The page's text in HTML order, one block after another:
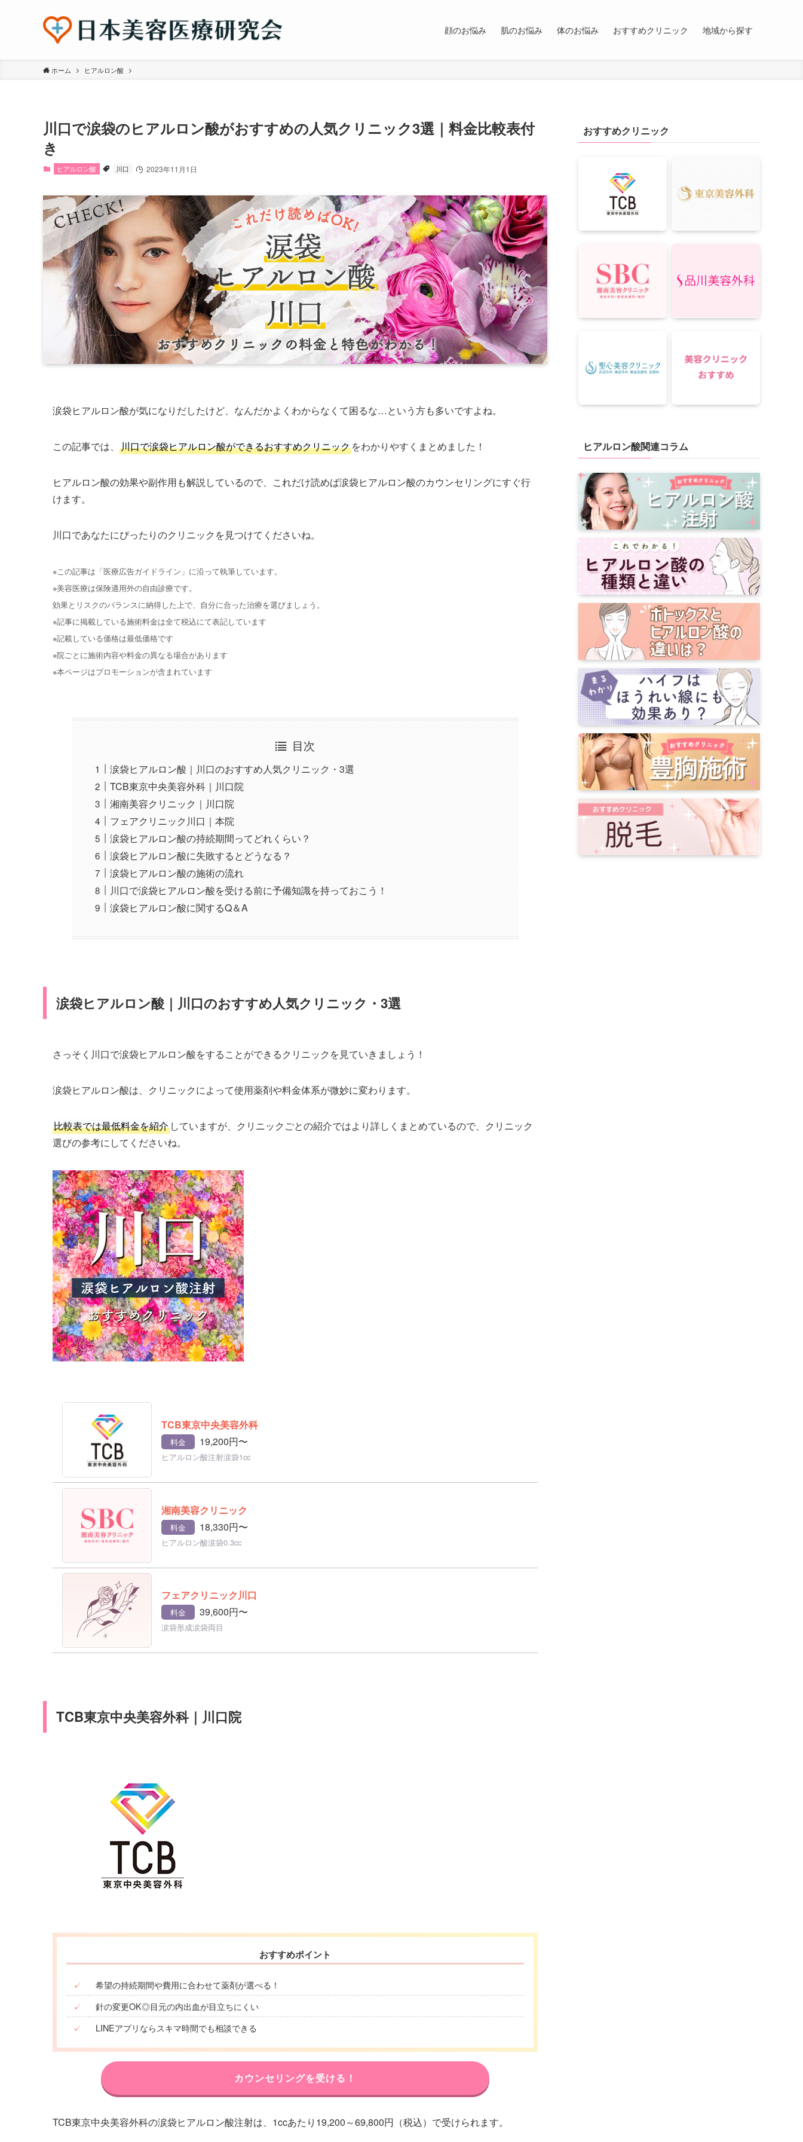
顔のお悩み 肌のお悩み 体のお悩み おすすめクリニック 地域から探す
ホーム ヒアルロン酸
川口で涙袋のヒアルロン酸がおすすめの人気クリニック3選｜料金比較表付
き
ヒアルロン酸 川口 2023年11月1日
涙袋ヒアルロン酸が気になりだしたけど、なんだかよくわからなくて困るな…という方も多いですよね。
この記事では、 川口で涙袋ヒアルロン酸ができるおすすめクリニックをわかりやすくまとめました！
ヒアルロン酸の効果や副作用も解説しているので、これだけ読めば涙袋ヒアルロン酸のカウンセリングにすぐ行
けます。
川口であなたにぴったりのクリニックを見つけてくださいね。
※この記事は「医療広告ガイドライン」に沿って執筆しています。
※美容医療は保険適用外の自由診療です。
効果とリスクのバランスに納得した上で、自分に合った治療を選びましょう。
※記事に掲載している施術料金は全て税込にて表記しています
※記載している価格は最低価格です
※院ごとに施術内容や料金の異なる場合があります
※本ページはプロモーションが含まれています
目次
涙袋ヒアルロン酸｜川口のおすすめ人気クリニック・3選
TCB東京中央美容外科｜川口院
湘南美容クリニック｜川口院
フェアクリニック川口｜本院
涙袋ヒアルロン酸の持続期間ってどれくらい？
涙袋ヒアルロン酸に失敗するとどうなる？
涙袋ヒアルロン酸の施術の流れ
川口で涙袋ヒアルロン酸を受ける前に予備知識を持っておこう！
涙袋ヒアルロン酸に関するQ＆A
涙袋ヒアルロン酸｜川口のおすすめ人気クリニック・3選
さっそく川口で涙袋ヒアルロン酸をすることができるクリニックを見ていきましょう！
涙袋ヒアルロン酸は、クリニックによって使用薬剤や料金体系が微妙に変わります。
比較表では最低料金を紹介 していますが、クリニックごとの紹介ではより詳しくまとめているので、クリニック
選びの参考にしてくださいね。
TCB東京中央美容外科
料金 19,200円〜
ヒアルロン酸注射涙袋1cc
湘南美容クリニック
料金 18,330円〜
ヒアルロン酸涙袋0.3cc
フェアクリニック川口
料金 39,600円〜
涙袋形成涙袋両目
TCB東京中央美容外科｜川口院
おすすめポイント
✓
希望の持続期間や費用に合わせて薬剤が選べる！
✓
針の変更OK◎目元の内出血が目立ちにくい
✓
LINEアプリならスキマ時間でも相談できる
カウンセリングを受ける！
TCB東京中央美容外科の涙袋ヒアルロン酸注射は、1ccあたり19,200～69,800円（税込）で受けられます。
おすすめクリニック
ヒアルロン酸関連コラム